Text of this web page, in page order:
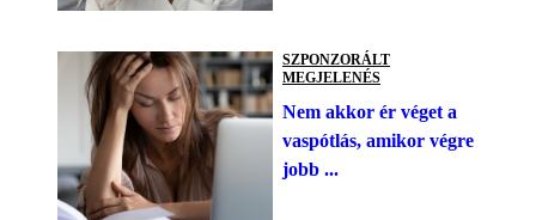
SZPONZORÁLT
MEGJELENÉS
Nem akkor ér véget a
vaspótlás, amikor végre
jobb ...